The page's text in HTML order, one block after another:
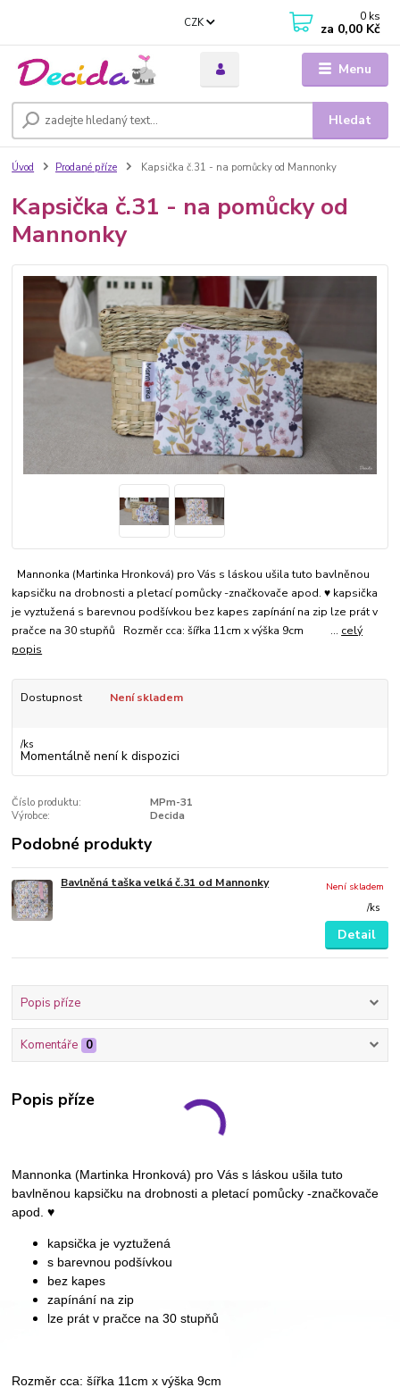
Menu
CZK
Hledat
0 ks
za 0,00 Kč
Úvod Prodané příze Kapsička č.31 - na pomůcky od Mannonky
Kapsička č.31 - na pomůcky od
Mannonky
Mannonka (Martinka Hronková) pro Vás s láskou ušila tuto bavlněnou
kapsičku na drobnosti a pletací pomůcky -značkovače apod. ♥ kapsička
je vyztužená s barevnou podšívkou bez kapes zapínání na zip lze prát v
pračce na 30 stupňů Rozměr cca: šířka 11cm x výška 9cm ... celý
popis
Dostupnost Není skladem
/ks
Momentálně není k dispozici
Číslo produktu:
MPm-31
Výrobce:
Decida
Podobné produkty
Bavlněná taška velká č.31 od Mannonky
/ks
Není skladem
Detail
Popis příze
Komentáře 0
Popis příze
Mannonka (Martinka Hronková) pro Vás s láskou ušila tuto
bavlněnou kapsičku na drobnosti a pletací pomůcky -značkovače
apod. ♥
kapsička je vyztužená
s barevnou podšívkou
bez kapes
zapínání na zip
lze prát v pračce na 30 stupňů
Rozměr cca: šířka 11cm x výška 9cm